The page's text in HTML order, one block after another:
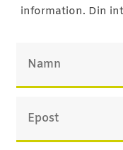
information. Din